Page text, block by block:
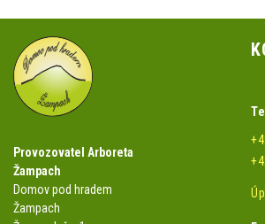
Provozovatel Arboreta
Žampach
Domov pod hradem
Žampach